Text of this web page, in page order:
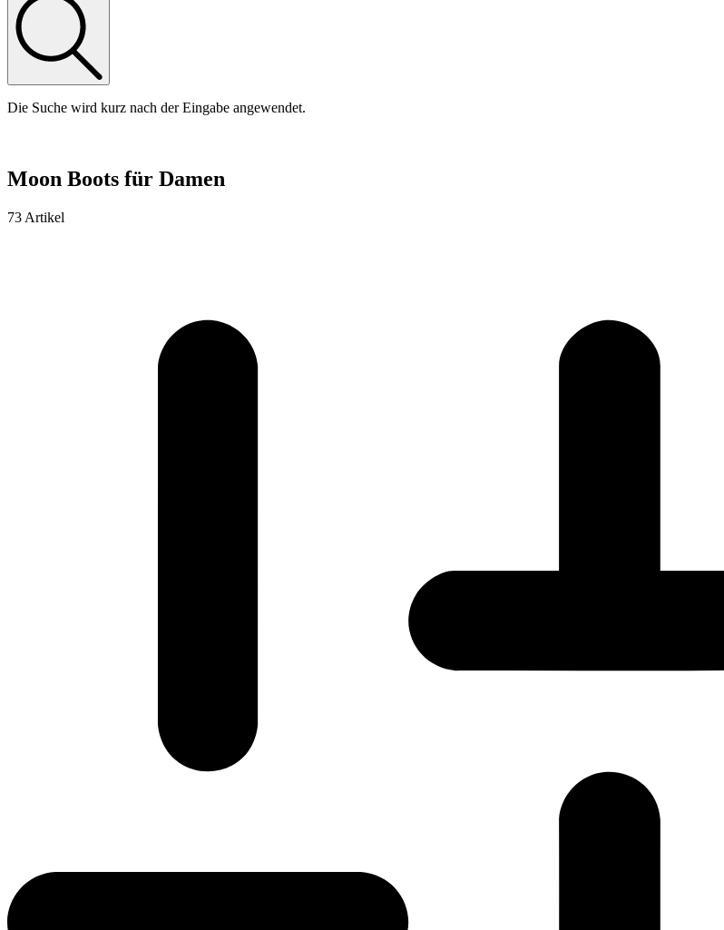
Die Suche wird kurz nach der Eingabe angewendet.
Moon Boots für Damen
73 Artikel